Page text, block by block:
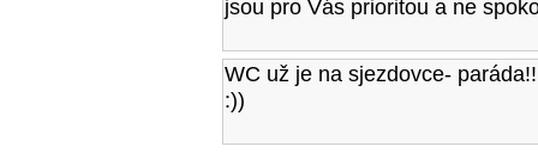
jsou pro Vás prioritou a ne
WC už je na sjezdovce-
:))